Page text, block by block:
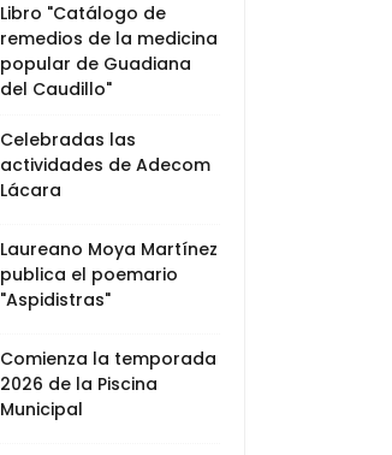
Libro "Catálogo de
remedios de la medicina
popular de Guadiana
del Caudillo"
Celebradas las
actividades de Adecom
Lácara
Laureano Moya Martínez
publica el poemario
"Aspidistras"
Comienza la temporada
2026 de la Piscina
Municipal